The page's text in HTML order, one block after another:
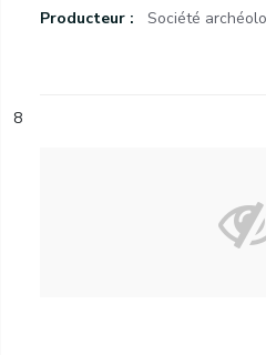
Producteur : Société
8